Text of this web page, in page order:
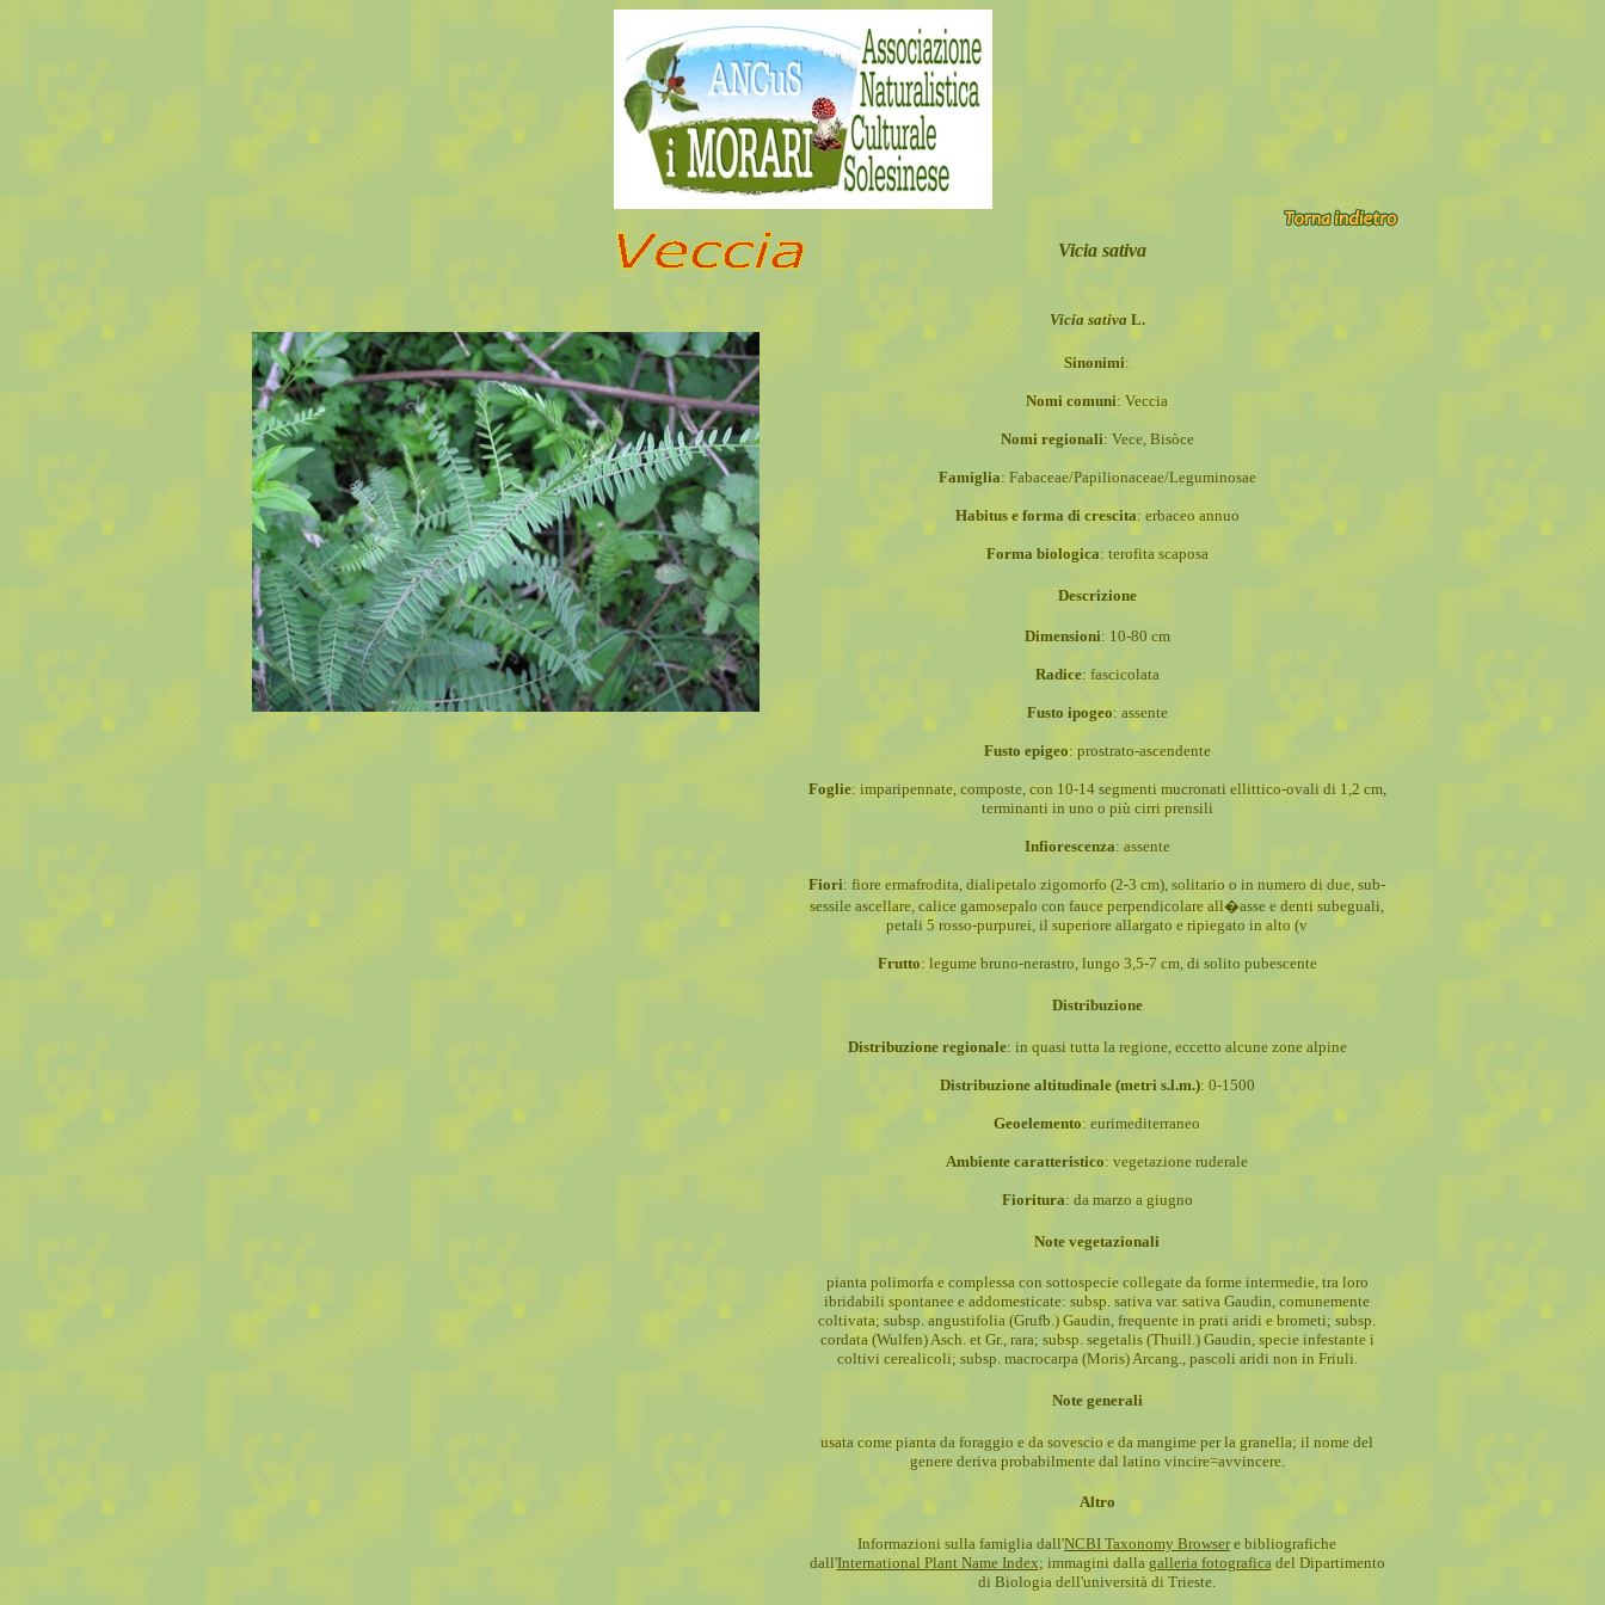
Vicia sativa
Vicia sativa L.
Sinonimi:
Nomi comuni: Veccia
Nomi regionali: Vece, Bisòce
Famiglia: Fabaceae/Papilionaceae/Leguminosae
Habitus e forma di crescita: erbaceo annuo
Forma biologica: terofita scaposa
Descrizione
Dimensioni: 10-80 cm
Radice: fascicolata
Fusto ipogeo: assente
Fusto epigeo: prostrato-ascendente
Foglie: imparipennate, composte, con 10-14 segmenti mucronati ellittico-ovali di 1,2 cm,
terminanti in uno o più cirri prensili
Infiorescenza: assente
Fiori: fiore ermafrodita, dialipetalo zigomorfo (2-3 cm), solitario o in numero di due, sub-
sessile ascellare, calice gamosepalo con fauce perpendicolare all�asse e denti subeguali,
petali 5 rosso-purpurei, il superiore allargato e ripiegato in alto (v
Frutto: legume bruno-nerastro, lungo 3,5-7 cm, di solito pubescente
Distribuzione
Distribuzione regionale: in quasi tutta la regione, eccetto alcune zone alpine
Distribuzione altitudinale (metri s.l.m.): 0-1500
Geoelemento: eurimediterraneo
Ambiente caratteristico: vegetazione ruderale
Fioritura: da marzo a giugno
Note vegetazionali
pianta polimorfa e complessa con sottospecie collegate da forme intermedie, tra loro
ibridabili spontanee e addomesticate: subsp. sativa var. sativa Gaudin, comunemente
coltivata; subsp. angustifolia (Grufb.) Gaudin, frequente in prati aridi e brometi; subsp.
cordata (Wulfen) Asch. et Gr., rara; subsp. segetalis (Thuill.) Gaudin, specie infestante i
coltivi cerealicoli; subsp. macrocarpa (Moris) Arcang., pascoli aridi non in Friuli.
Note generali
usata come pianta da foraggio e da sovescio e da mangime per la granella; il nome del
genere deriva probabilmente dal latino vincire=avvincere.
Altro
Informazioni sulla famiglia dall'NCBI Taxonomy Browsere bibliografiche
dall'International Plant Name Index; immagini dalla galleria fotograficadel Dipartimento
di Biologia dell'università di Trieste.